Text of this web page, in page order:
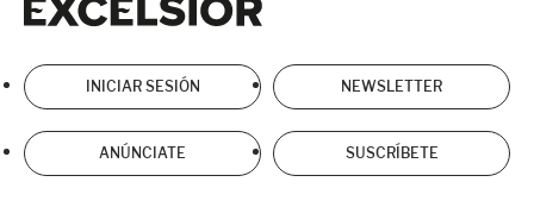
INICIAR SESIÓN NEWSLETTER
ANÚNCIATE SUSCRÍBETE